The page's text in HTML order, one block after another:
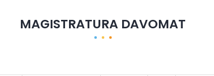
MAGISTRATURA DAVOMAT